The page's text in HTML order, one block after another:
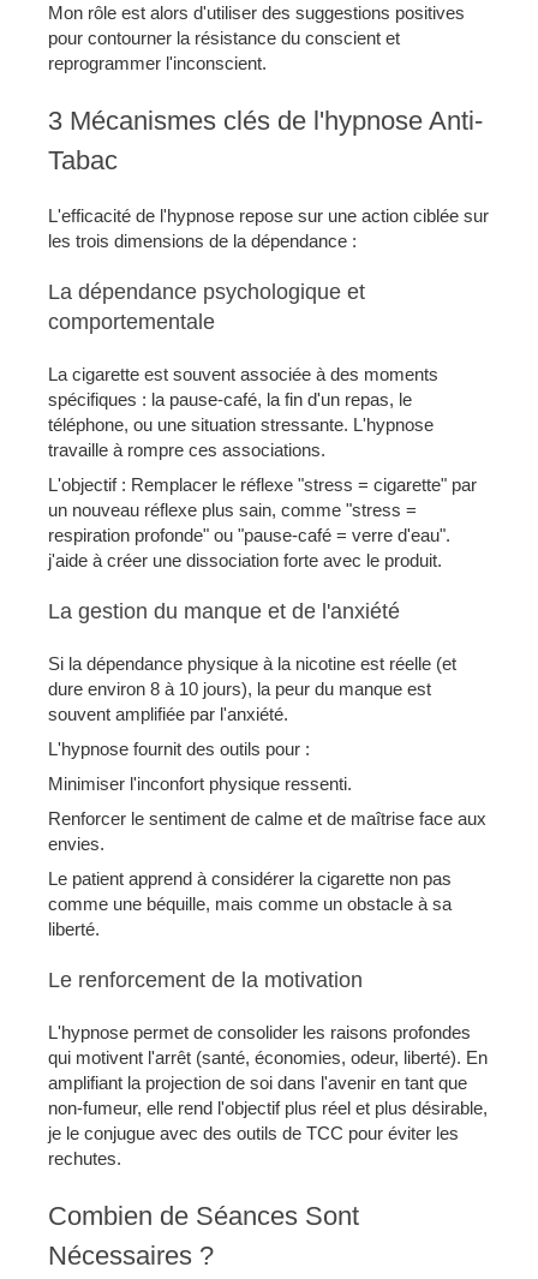
Mon rôle est alors d'utiliser des suggestions positives
pour contourner la résistance du conscient et
reprogrammer l'inconscient.
3 Mécanismes clés de l'hypnose Anti-
Tabac
L'efficacité de l'hypnose repose sur une action ciblée sur
les trois dimensions de la dépendance :
La dépendance psychologique et
comportementale
La cigarette est souvent associée à des moments
spécifiques : la pause-café, la fin d'un repas, le
téléphone, ou une situation stressante. L'hypnose
travaille à rompre ces associations.
L'objectif : Remplacer le réflexe "stress = cigarette" par
un nouveau réflexe plus sain, comme "stress =
respiration profonde" ou "pause-café = verre d'eau".
j'aide à créer une dissociation forte avec le produit.
La gestion du manque et de l'anxiété
Si la dépendance physique à la nicotine est réelle (et
dure environ 8 à 10 jours), la peur du manque est
souvent amplifiée par l'anxiété.
L'hypnose fournit des outils pour :
Minimiser l'inconfort physique ressenti.
Renforcer le sentiment de calme et de maîtrise face aux
envies.
Le patient apprend à considérer la cigarette non pas
comme une béquille, mais comme un obstacle à sa
liberté.
Le renforcement de la motivation
L'hypnose permet de consolider les raisons profondes
qui motivent l'arrêt (santé, économies, odeur, liberté). En
amplifiant la projection de soi dans l'avenir en tant que
non-fumeur, elle rend l'objectif plus réel et plus désirable,
je le conjugue avec des outils de TCC pour éviter les
rechutes.
Combien de Séances Sont
Nécessaires ?